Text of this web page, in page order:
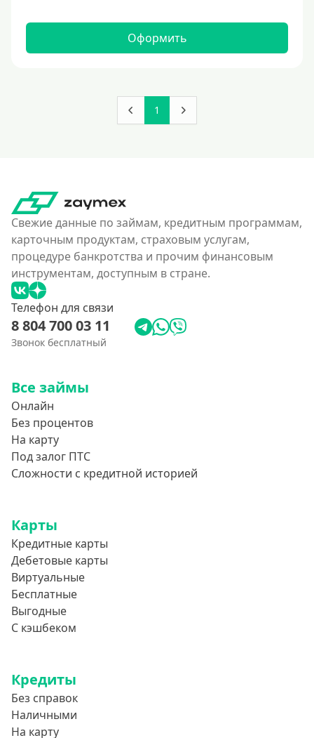
Оформить
1
Свежие данные по займам, кредитным программам,
карточным продуктам, страховым услугам,
процедуре банкротства и прочим финансовым
инструментам, доступным в стране.
Телефон для связи
8 804 700 03 11
Звонок бесплатный
Все займы
Онлайн
Без процентов
На карту
Под залог ПТС
Сложности с кредитной историей
Карты
Кредитные карты
Дебетовые карты
Виртуальные
Бесплатные
Выгодные
С кэшбеком
Кредиты
Без справок
Наличными
На карту